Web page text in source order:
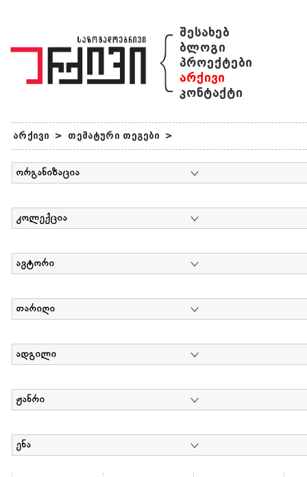
{ შესახებ
ბლოგი
პროექტები
არქივი
კონტაქტი
არქივი > თემატური თეგები >
ორგანიზაცია
კოლექცია
ავტორი
თარიღი
ადგილი
ჟანრი
ენა